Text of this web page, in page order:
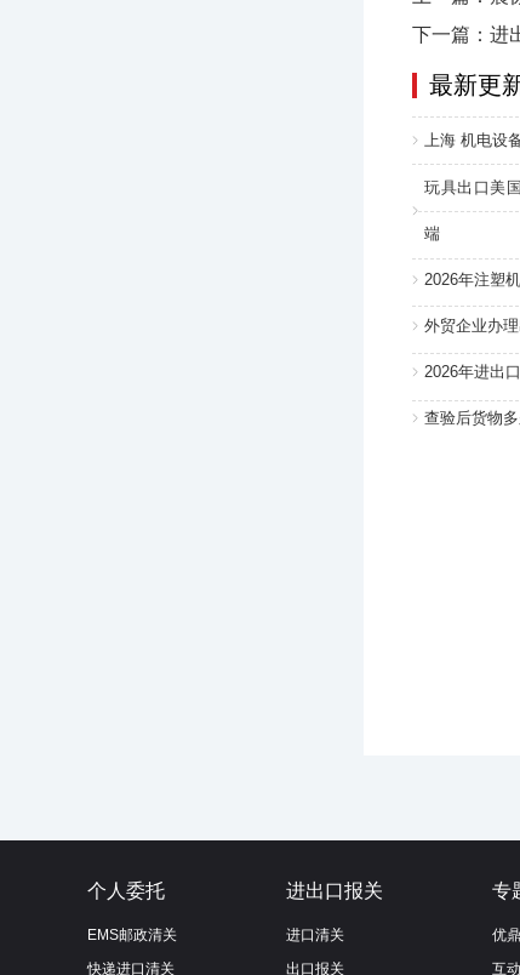
下一篇：进
最新更
上海 机电设
玩具出口美
端
2026年注塑
外贸企业办
2026年进出
查验后货物
个人委托
EMS邮政清关
快递进口清关
进出口报关
进口清关
出口报关
专
优
互